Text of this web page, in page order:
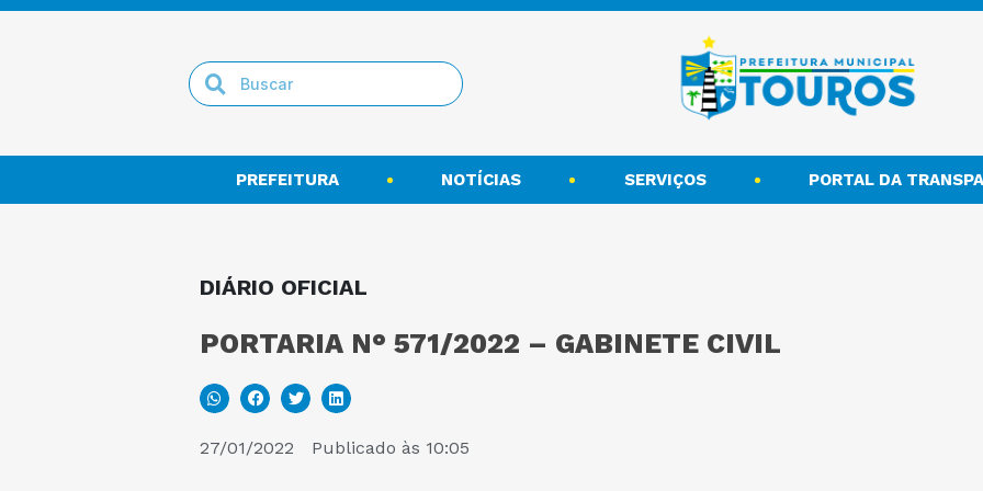
PREFEITURA NOTÍCIAS SERVIÇOS PORTAL DA
DIÁRIO OFICIAL
PORTARIA N° 571/2022 – GABINETE CIVIL
27/01/2022 Publicado às 10:05